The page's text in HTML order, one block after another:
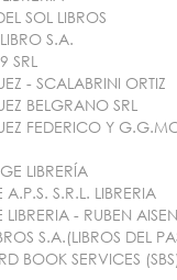
SOL LIBROS
S.A.
SRL
- SCALABRINI ORTIZ
BELGRANO SRL
FEDERICO Y
LIBRERÍA
A.P.S. S.R.L. LIBRERIA
LIBRERIA - RUBEN
S.A.(LIBROS DEL
BOOK SERVICES